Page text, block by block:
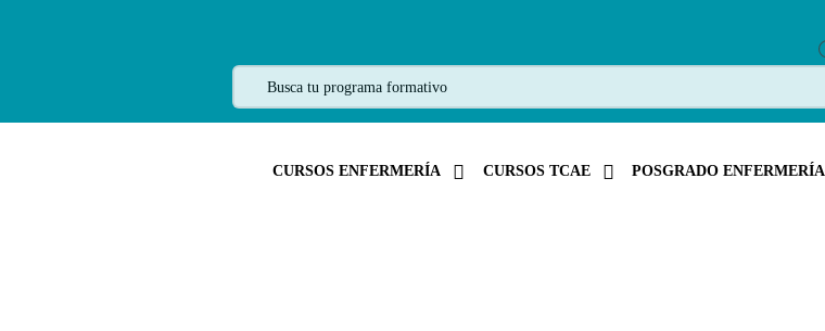
CURSOS ENFERMERÍA CURSOS TCAE POSGRADO ENFERMERÍA